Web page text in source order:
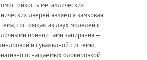
металлических
дверей является замковая
состоящая из двух моделей с
принципами запирания —
и сувальдной системы,
оснащаемых блокировкой